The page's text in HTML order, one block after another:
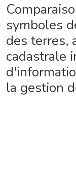
symboles
des terres,
cadastrale
la gestion